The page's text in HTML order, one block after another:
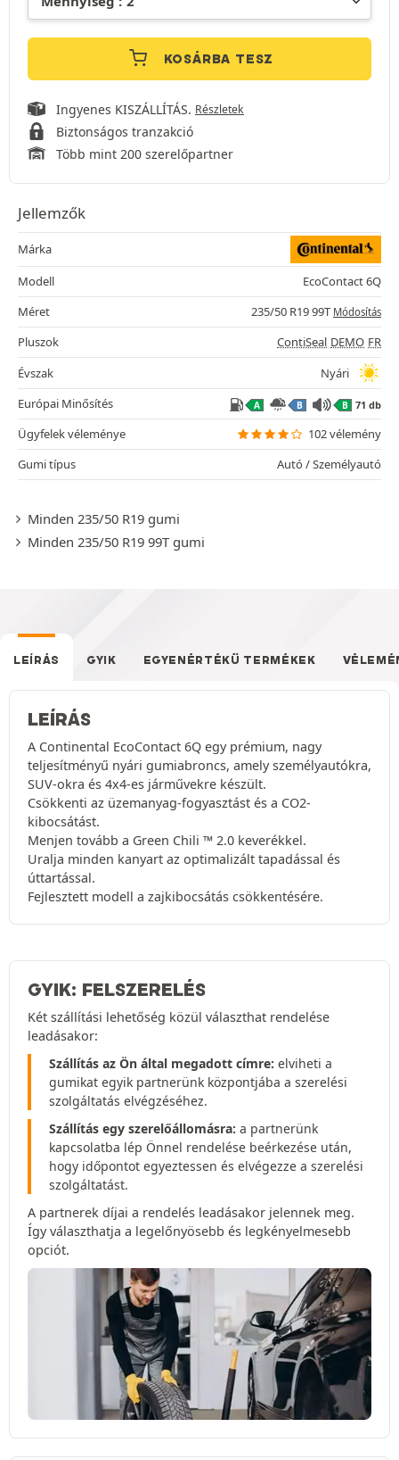
KOSÁRBA TESZ
Ingyenes KISZÁLLÍTÁS. Részletek
Biztonságos tranzakció
Több mint 200 szerelőpartner
Jellemzők
Márka
Modell
EcoContact 6Q
Méret
235/50 R19 99T Módosítás
Pluszok ContiSeal DEMO FR
Évszak
Nyári
Európai Minősítés
A B B 71 db
Ügyfelek véleménye
102 vélemény
Gumi típus
Autó / Személyautó
Minden 235/50 R19 gumi
Minden 235/50 R19 99T gumi
LEÍRÁS GYIK EGYENÉRTÉKŰ TERMÉKEK
LEÍRÁS
A Continental EcoContact 6Q egy prémium, nagy
teljesítményű nyári gumiabroncs, amely személyautókra,
SUV-okra és 4x4-es járművekre készült.
Csökkenti az üzemanyag-fogyasztást és a CO2-
kibocsátást.
Menjen tovább a Green Chili ™ 2.0 keverékkel.
Uralja minden kanyart az optimalizált tapadással és
úttartással.
Fejlesztett modell a zajkibocsátás csökkentésére.
GYIK: FELSZERELÉS
Két szállítási lehetőség közül választhat rendelése
leadásakor:
Szállítás az Ön által megadott címre: elviheti a
gumikat egyik partnerünk központjába a szerelési
szolgáltatás elvégzéséhez.
Szállítás egy szerelőállomásra: a partnerünk
kapcsolatba lép Önnel rendelése beérkezése után,
hogy időpontot egyeztessen és elvégezze a szerelési
szolgáltatást.
A partnerek díjai a rendelés leadásakor jelennek meg.
Így választhatja a legelőnyösebb és legkényelmesebb
opciót.